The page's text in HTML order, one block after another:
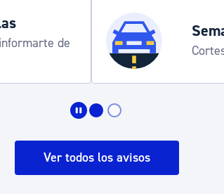
Espacio
de
Ver todos los avisos